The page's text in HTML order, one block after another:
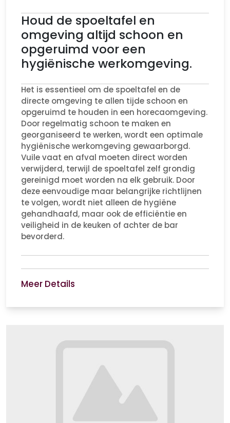
Houd de spoeltafel en
omgeving altijd schoon en
opgeruimd voor een
hygiënische werkomgeving.
Het is essentieel om de spoeltafel en de
directe omgeving te allen tijde schoon en
opgeruimd te houden in een horecaomgeving.
Door regelmatig schoon te maken en
georganiseerd te werken, wordt een optimale
hygiënische werkomgeving gewaarborgd.
Vuile vaat en afval moeten direct worden
verwijderd, terwijl de spoeltafel zelf grondig
gereinigd moet worden na elk gebruik. Door
deze eenvoudige maar belangrijke richtlijnen
te volgen, wordt niet alleen de hygiëne
gehandhaafd, maar ook de efficiëntie en
veiligheid in de keuken of achter de bar
bevorderd.
Meer Details